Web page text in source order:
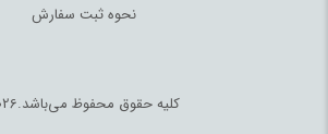
نحوه ثبت سفارش
کلیه حقوق محفوظ می‌باشد.2026